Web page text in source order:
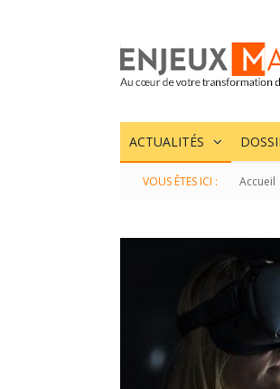
ACTUALITÉS
VOUS ÊTES ICI : Accueil